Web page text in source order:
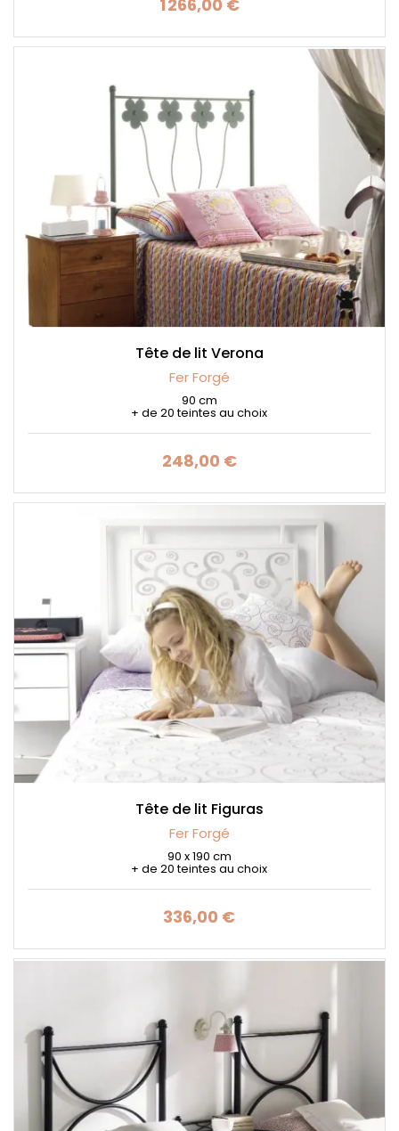
Prix
1 266,00 €
Tête de lit Verona
Fer Forgé
90 cm
+ de 20 teintes au choix
Prix
248,00 €
Tête de lit Figuras
Fer Forgé
90 x 190 cm
+ de 20 teintes au choix
Prix
336,00 €